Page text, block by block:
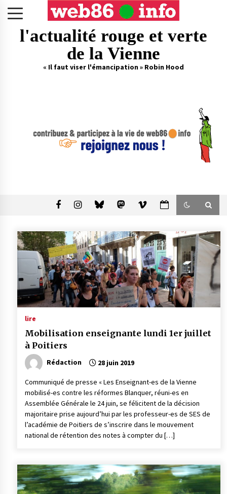
l'actualité rouge et verte
de la Vienne
« Il faut viser l'émancipation » Robin Hood
lire
Mobilisation enseignante lundi 1er juillet
à Poitiers
Rédaction 28 juin 2019
Communiqué de presse « Les Enseignant-es de la Vienne
mobilisé-es contre les réformes Blanquer, réuni-es en
Assemblée Générale le 24 juin, se félicitent de la décision
majoritaire prise aujourd’hui par les professeur-es de SES de
l’académie de Poitiers de s’inscrire dans le mouvement
national de rétention des notes à compter du […]